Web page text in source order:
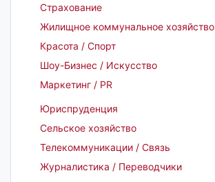
Страхование
Жилищное коммунальное хозяйство
Красота / Спорт
Шоу-Бизнес / Искусство
Маркетинг / PR
Юриспруденция
Сельское хозяйство
Телекоммуникации / Связь
Журналистика / Переводчики